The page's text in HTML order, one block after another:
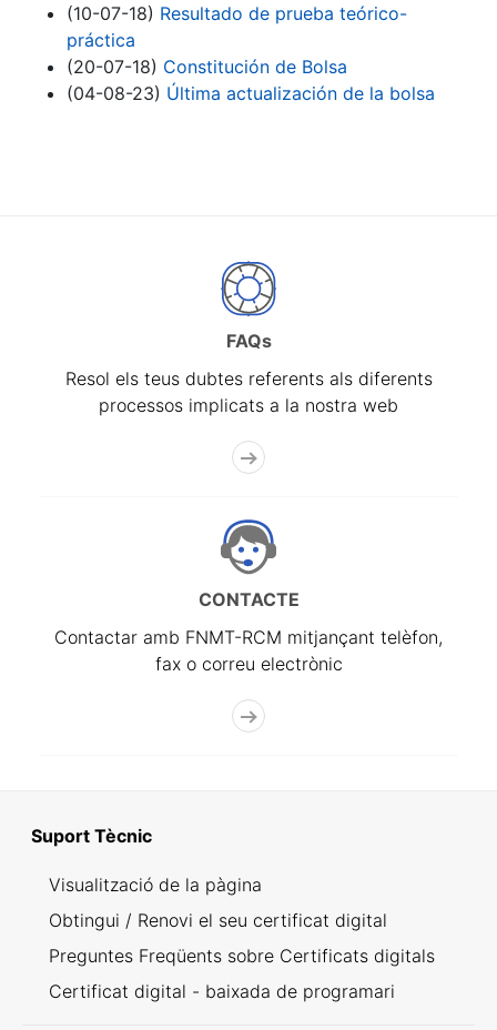
(10-07-18) Resultado de prueba teórico-
práctica
(20-07-18) Constitución de Bolsa
(04-08-23) Última actualización de la bolsa
FAQs
Resol els teus dubtes referents als diferents
processos implicats a la nostra web
CONTACTE
Contactar amb FNMT-RCM mitjançant telèfon,
fax o correu electrònic
Suport Tècnic
Visualització de la pàgina
Obtingui / Renovi el seu certificat digital
Preguntes Freqüents sobre Certificats digitals
Certificat digital - baixada de programari